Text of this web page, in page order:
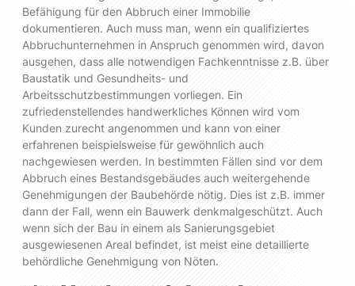
Befähigung für den Abbruch einer Immobilie
dokumentieren. Auch muss man, wenn ein qualifiziertes
Abbruchunternehmen in Anspruch genommen wird, davon
ausgehen, dass alle notwendigen Fachkenntnisse z.B. über
Baustatik und Gesundheits- und
Arbeitsschutzbestimmungen vorliegen. Ein
zufriedenstellendes handwerkliches Können wird vom
Kunden zurecht angenommen und kann von einer
erfahrenen beispielsweise für gewöhnlich auch
nachgewiesen werden. In bestimmten Fällen sind vor dem
Abbruch eines Bestandsgebäudes auch weitergehende
Genehmigungen der Baubehörde nötig. Dies ist z.B. immer
dann der Fall, wenn ein Bauwerk denkmalgeschützt. Auch
wenn sich der Bau in einem als Sanierungsgebiet
ausgewiesenen Areal befindet, ist meist eine detaillierte
behördliche Genehmigung von Nöten.